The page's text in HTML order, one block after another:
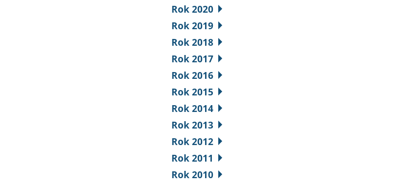
Rok 2020
Rok 2019
Rok 2018
Rok 2017
Rok 2016
Rok 2015
Rok 2014
Rok 2013
Rok 2012
Rok 2011
Rok 2010